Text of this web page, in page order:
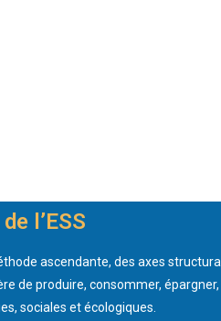
l’ESS​
ascendante, des axes
de produire, consommer,
sociales et écologiques.